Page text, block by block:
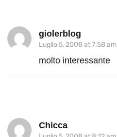
giolerblog
Luglio 5, 2008 at 7:58 am
molto interessante
Chicca